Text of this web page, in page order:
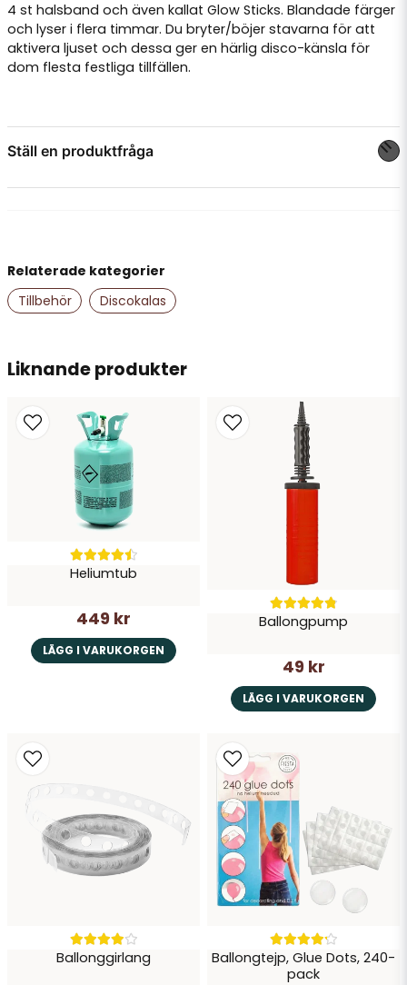
4 st halsband och även kallat Glow Sticks. Blandade färger
och lyser i flera timmar. Du bryter/böjer stavarna för att
aktivera ljuset och dessa ger en härlig disco-känsla för
dom flesta festliga tillfällen.
Ställ en produktfråga
name
Namn
email
Mejladress
Ja, ni får publicera min fråga
Liknande produkter
Heliumtub
449 kr
LÄGG I VARUKORGEN
Ballongpump
49 kr
LÄGG I VARUKORGEN
Ballonggirlang
Ballongtejp, Glue Dots, 240-
pack
Relaterade kategorier
Tillbehör
Discokalas